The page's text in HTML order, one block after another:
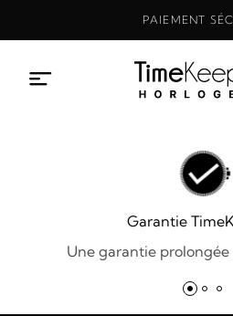
PAIEMENT
Garantie
Une garantie